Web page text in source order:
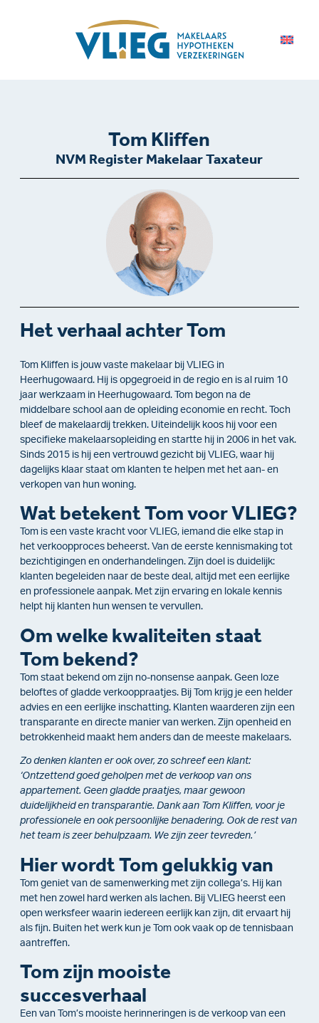
Tom Kliffen
NVM Register Makelaar Taxateur
Het verhaal achter Tom
Tom Kliffen is jouw vaste makelaar bij VLIEG in
Heerhugowaard. Hij is opgegroeid in de regio en is al ruim 10
jaar werkzaam in Heerhugowaard. Tom begon na de
middelbare school aan de opleiding economie en recht. Toch
bleef de makelaardij trekken. Uiteindelijk koos hij voor een
specifieke makelaarsopleiding en startte hij in 2006 in het vak.
Sinds 2015 is hij een vertrouwd gezicht bij VLIEG, waar hij
dagelijks klaar staat om klanten te helpen met het aan- en
verkopen van hun woning.
Wat betekent Tom voor VLIEG?
Tom is een vaste kracht voor VLIEG, iemand die elke stap in
het verkoopproces beheerst. Van de eerste kennismaking tot
bezichtigingen en onderhandelingen. Zijn doel is duidelijk:
klanten begeleiden naar de beste deal, altijd met een eerlijke
en professionele aanpak. Met zijn ervaring en lokale kennis
helpt hij klanten hun wensen te vervullen.
Om welke kwaliteiten staat
Tom bekend?
Tom staat bekend om zijn no-nonsense aanpak. Geen loze
beloftes of gladde verkooppraatjes. Bij Tom krijg je een helder
advies en een eerlijke inschatting. Klanten waarderen zijn een
transparante en directe manier van werken. Zijn openheid en
betrokkenheid maakt hem anders dan de meeste makelaars.
Zo denken klanten er ook over, zo schreef een klant:
‘Ontzettendgoed geholpen met de verkoop van ons
appartement. Geen gladde praatjes, maar gewoon
duidelijkheid en transparantie. Dank aan Tom Kliffen, voor je
professionele en ook persoonlijke benadering. Ook de rest van
het team is zeer behulpzaam. We zijn zeer tevreden.’
Hier wordt Tom gelukkig van
Tom geniet van de samenwerking met zijn collega’s. Hij kan
met hen zowel hard werken als lachen. Bij VLIEG heerst een
open werksfeer waarin iedereen eerlijk kan zijn, dit ervaart hij
als fijn. Buiten het werk kun je Tom ook vaak op de tennisbaan
aantreffen.
Tom zijn mooiste
succesverhaal
Een van Tom’s mooiste herinneringen is de verkoop van een